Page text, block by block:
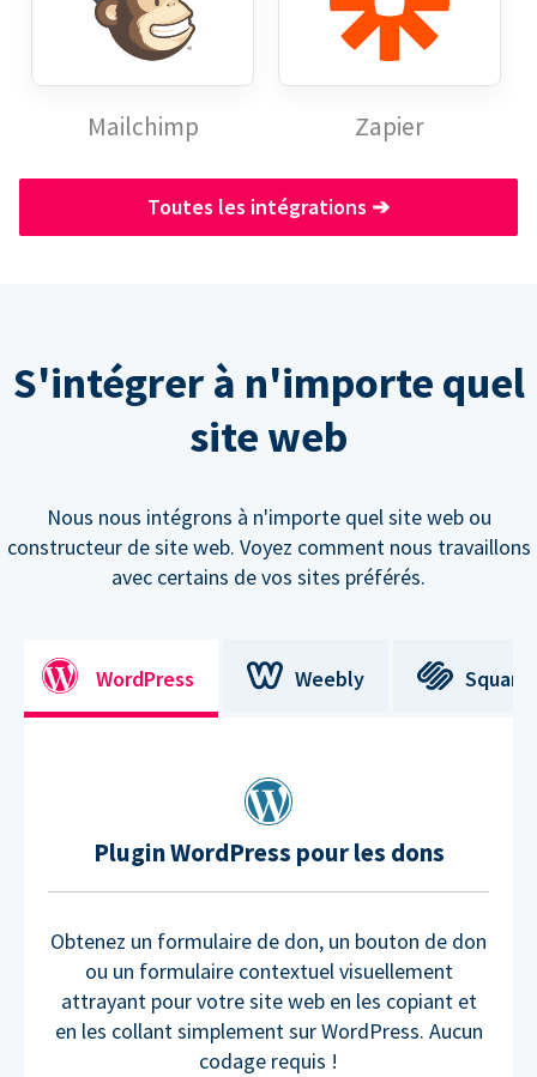
Mailchimp Zapier
Toutes les intégrations ➔
S'intégrer à n'importe quel
site web
Nous nous intégrons à n'importe quel site web ou
constructeur de site web. Voyez comment nous travaillons
avec certains de vos sites préférés.
WordPress Weebly
Plugin WordPress pour les dons
Obtenez un formulaire de don, un bouton de don
ou un formulaire contextuel visuellement
attrayant pour votre site web en les copiant et
en les collant simplement sur WordPress. Aucun
codage requis !